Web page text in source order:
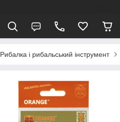
Рибалка і рибальський інструмент